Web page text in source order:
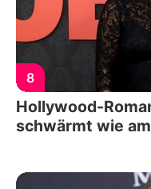
8
Hollywood-
schwärmt wie